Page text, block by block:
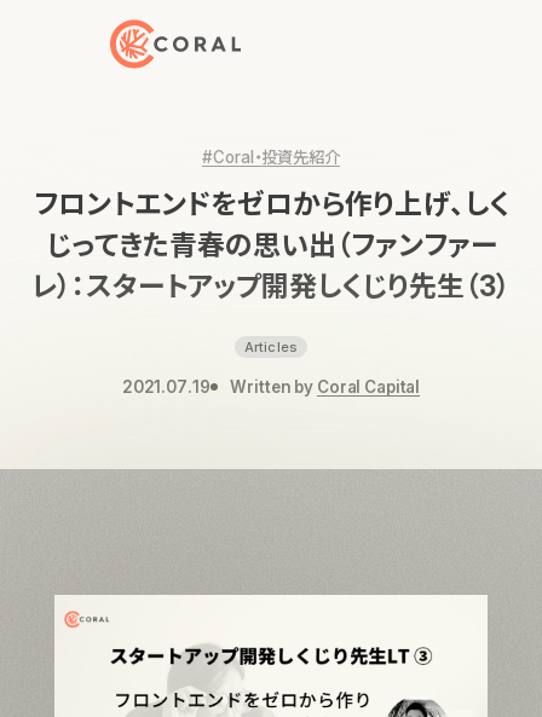
トップページへ戻る
#Coral・投資先紹介
フロントエンドをゼロから作り上げ、しく
じってきた青春の思い出（ファンファー
レ）：スタートアップ開発しくじり先生（3）
Articles
2021.07.19 Written by Coral Capital